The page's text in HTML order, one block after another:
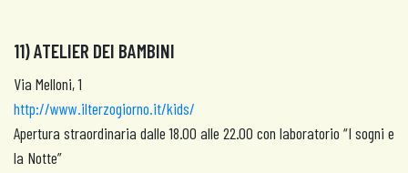
11) ATELIER DEI BAMBINI
Via Melloni, 1
http://www.ilterzogiorno.it/kids/
Apertura straordinaria dalle 18.00 alle 22.00 con laboratorio “I sogni e
la Notte”